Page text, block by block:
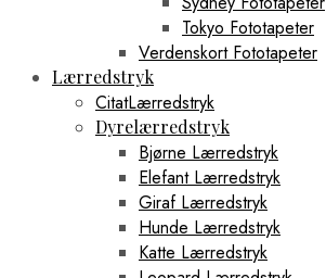
Tokyo Fototapeter
Verdenskort Fototapeter
Lærredstryk
CitatLærredstryk
Dyrelærredstryk
Bjørne Lærredstryk
Elefant Lærredstryk
Giraf Lærredstryk
Hunde Lærredstryk
Katte Lærredstryk